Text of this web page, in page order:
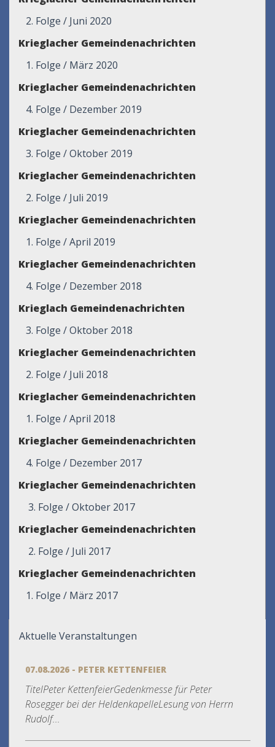
2. Folge / Juni 2020
Krieglacher Gemeindenachrichten
1. Folge / März 2020
Krieglacher Gemeindenachrichten
4. Folge / Dezember 2019
Krieglacher Gemeindenachrichten
3. Folge / Oktober 2019
Krieglacher Gemeindenachrichten
2. Folge / Juli 2019
Krieglacher Gemeindenachrichten
1. Folge / April 2019
Krieglacher Gemeindenachrichten
4. Folge / Dezember 2018
Krieglach Gemeindenachrichten
3. Folge / Oktober 2018
Krieglacher Gemeindenachrichten
2. Folge / Juli 2018
Krieglacher Gemeindenachrichten
1. Folge / April 2018
Krieglacher Gemeindenachrichten
4. Folge / Dezember 2017
Krieglacher Gemeindenachrichten
3. Folge / Oktober 2017
Krieglacher Gemeindenachrichten
2. Folge / Juli 2017
Krieglacher Gemeindenachrichten
1. Folge / März 2017
Aktuelle Veranstaltungen
07.08.2026 - PETER KETTENFEIER
TitelPeter KettenfeierGedenkmesse für Peter
Rosegger bei der HeldenkapelleLesung von Herrn
Rudolf...